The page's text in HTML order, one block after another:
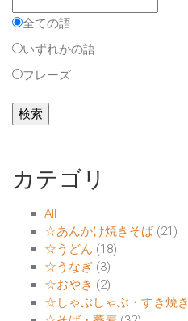
全ての語
いずれかの語
フレーズ
カテゴリ
All
☆あんかけ焼きそば (21)
☆うどん (18)
☆うなぎ (3)
☆おやき (2)
☆しゃぶしゃぶ・すき焼き